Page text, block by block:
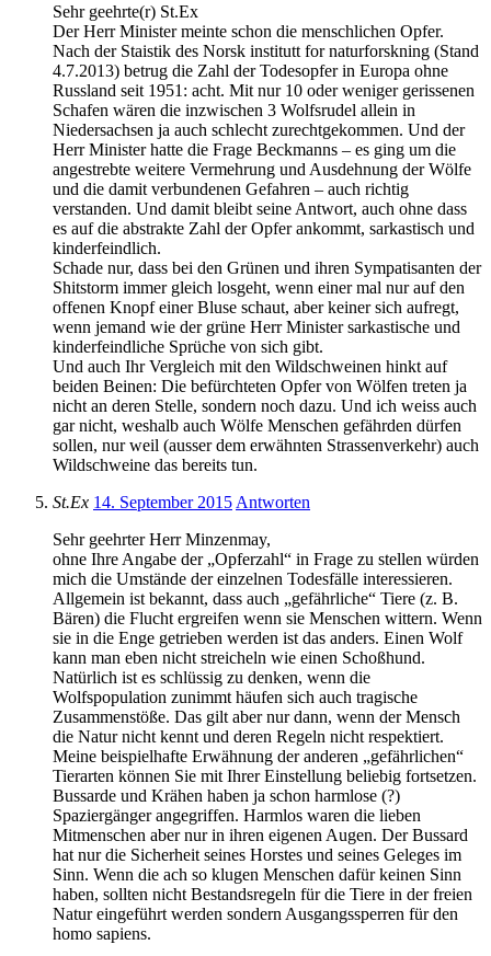
Sehr geehrte(r) St.Ex
Der Herr Minister meinte schon die menschlichen Opfer.
Nach der Staistik des Norsk institutt for naturforskning (Stand
4.7.2013) betrug die Zahl der Todesopfer in Europa ohne
Russland seit 1951: acht. Mit nur 10 oder weniger gerissenen
Schafen wären die inzwischen 3 Wolfsrudel allein in
Niedersachsen ja auch schlecht zurechtgekommen. Und der
Herr Minister hatte die Frage Beckmanns – es ging um die
angestrebte weitere Vermehrung und Ausdehnung der Wölfe
und die damit verbundenen Gefahren – auch richtig
verstanden. Und damit bleibt seine Antwort, auch ohne dass
es auf die abstrakte Zahl der Opfer ankommt, sarkastisch und
kinderfeindlich.
Schade nur, dass bei den Grünen und ihren Sympatisanten der
Shitstorm immer gleich losgeht, wenn einer mal nur auf den
offenen Knopf einer Bluse schaut, aber keiner sich aufregt,
wenn jemand wie der grüne Herr Minister sarkastische und
kinderfeindliche Sprüche von sich gibt.
Und auch Ihr Vergleich mit den Wildschweinen hinkt auf
beiden Beinen: Die befürchteten Opfer von Wölfen treten ja
nicht an deren Stelle, sondern noch dazu. Und ich weiss auch
gar nicht, weshalb auch Wölfe Menschen gefährden dürfen
sollen, nur weil (ausser dem erwähnten Strassenverkehr) auch
Wildschweine das bereits tun.
St.Ex 14. September 2015 Antworten
Sehr geehrter Herr Minzenmay,
ohne Ihre Angabe der „Opferzahl“ in Frage zu stellen würden
mich die Umstände der einzelnen Todesfälle interessieren.
Allgemein ist bekannt, dass auch „gefährliche“ Tiere (z. B.
Bären) die Flucht ergreifen wenn sie Menschen wittern. Wenn
sie in die Enge getrieben werden ist das anders. Einen Wolf
kann man eben nicht streicheln wie einen Schoßhund.
Natürlich ist es schlüssig zu denken, wenn die
Wolfspopulation zunimmt häufen sich auch tragische
Zusammenstöße. Das gilt aber nur dann, wenn der Mensch
die Natur nicht kennt und deren Regeln nicht respektiert.
Meine beispielhafte Erwähnung der anderen „gefährlichen“
Tierarten können Sie mit Ihrer Einstellung beliebig fortsetzen.
Bussarde und Krähen haben ja schon harmlose (?)
Spaziergänger angegriffen. Harmlos waren die lieben
Mitmenschen aber nur in ihren eigenen Augen. Der Bussard
hat nur die Sicherheit seines Horstes und seines Geleges im
Sinn. Wenn die ach so klugen Menschen dafür keinen Sinn
haben, sollten nicht Bestandsregeln für die Tiere in der freien
Natur eingeführt werden sondern Ausgangssperren für den
homo sapiens.